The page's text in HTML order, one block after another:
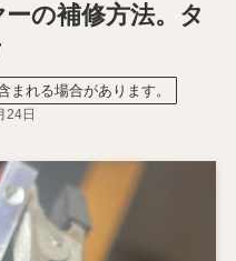
の補修方法。タ
まれる場合があります。
24日